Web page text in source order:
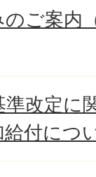
ご案内
改定に
給付につ